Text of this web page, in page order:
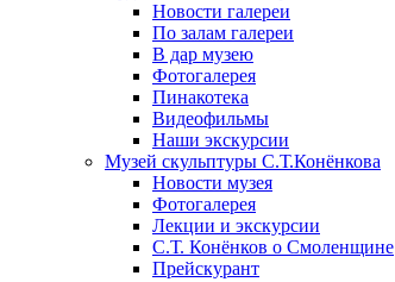
Новости галереи
По залам галереи
В дар музею
Фотогалерея
Пинакотека
Видеофильмы
Наши экскурсии
Музей скульптуры С.Т.Конёнкова
Новости музея
Фотогалерея
Лекции и экскурсии
С.Т. Конёнков о Смоленщине
Прейскурант